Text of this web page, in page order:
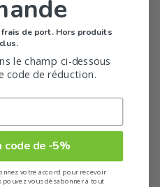
de port. Hors produits
le champ ci-dessous
code de réduction.
code de -5%
votre accord pour recevoir
vous désabonner à tout